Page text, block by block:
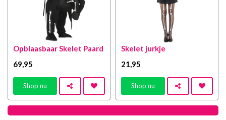
Opblaasbaar Skelet Paard
69,95
Shop nu
Skelet jurkje
21,95
Shop nu